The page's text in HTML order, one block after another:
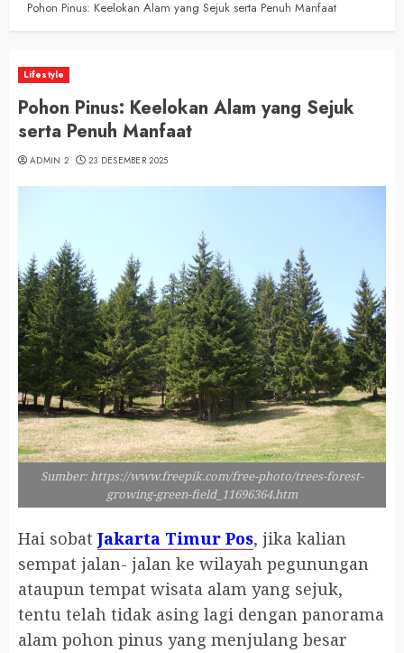
Pohon Pinus: Keelokan Alam yang Sejuk serta Penuh Manfaat
Lifestyle
Pohon Pinus: Keelokan Alam yang Sejuk
serta Penuh Manfaat
ADMIN 2 23 DESEMBER 2025
Sumber: https://www.freepik.com/free-photo/trees-forest-
growing-green-field_11696364.htm
Hai sobat Jakarta Timur Pos, jika kalian
sempat jalan- jalan ke wilayah pegunungan
ataupun tempat wisata alam yang sejuk,
tentu telah tidak asing lagi dengan panorama
alam pohon pinus yang menjulang besar